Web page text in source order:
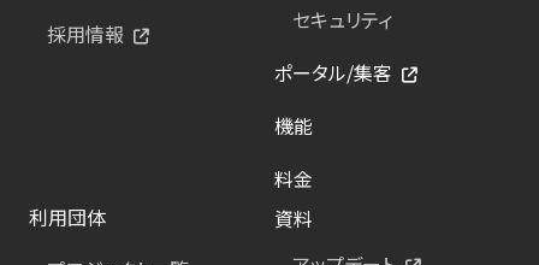
採用情報
セキュリティ
ポータル/集客
機能
料金
利用団体
資料